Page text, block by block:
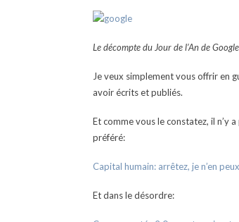
Le décompte du Jour de l’An de
Je veux simplement vous offrir en
avoir écrits et publiés.
Et comme vous le constatez, il n’y
préféré:
Capital humain: arrêtez, je n’en
Et dans le désordre: